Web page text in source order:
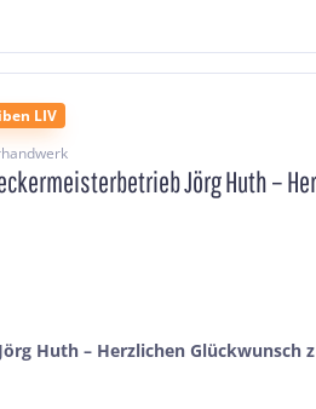
LIV
Jörg Huth –
Huth – Herzlichen Glückwunsch